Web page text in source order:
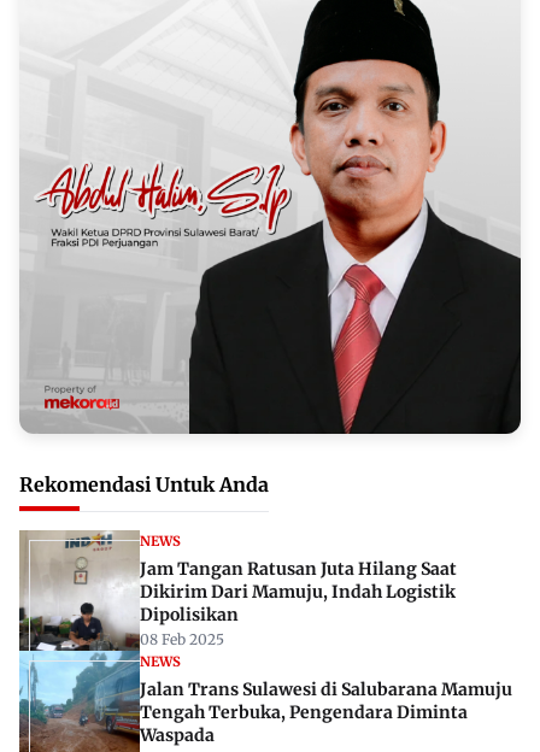
Rekomendasi Untuk Anda
NEWS
Jam Tangan Ratusan Juta Hilang Saat
Dikirim Dari Mamuju, Indah Logistik
Dipolisikan
08 Feb 2025
NEWS
Jalan Trans Sulawesi di Salubarana Mamuju
Tengah Terbuka, Pengendara Diminta
Waspada